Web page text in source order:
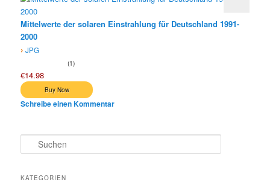
Mittelwerte der solaren Einstrahlung für Deutschland 1991-
2000
› JPG
1
€14.98
Schreibe einen Kommentar
u
h
KATEGORIEN